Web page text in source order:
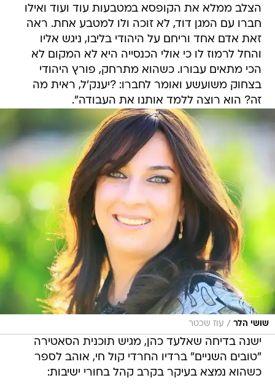
הצלב ממלא את הקופסא במטבעות עוד ועוד ואילו
חברו עם המגן דוד, לא זוכה ולו למטבע אחת. ראה
זאת אדם אחד וריחם על היהודי בליבו, ניגש אליו
והחל לרמוז לו כי אולי הכנסייה היא לא המקום לא
הכי מתאים עבורו. כשהוא מתרחק, פורץ היהודי
בצחוק משועשע ואומר לחברו: ?יענק'ל, ראית מה
זה? הוא רוצה ללמד אותנו את העבודה".
שושי הלר / עוז שכטר
ישנה בדיחה שאלעד כהן, מגיש תוכנית הסאטירה
"טובים השניים" ברדיו החרדי קול חי, אוהב לספר
כשהוא נמצא בעיקר בקרב קהל בחורי ישיבות: